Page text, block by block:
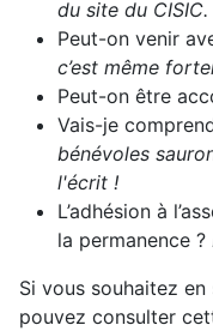
du site du CISIC.
Peut-on venir
c’est même
Peut-on être
Vais-je
bénévoles
l'écrit !
L’adhésion à
la permanence ?
Si vous souhaitez en
pouvez consulter